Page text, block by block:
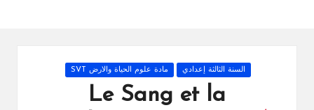
Posted
السنة الثالثة إعدادي مادة علوم الحياة والارض SVT
Le Sang et la